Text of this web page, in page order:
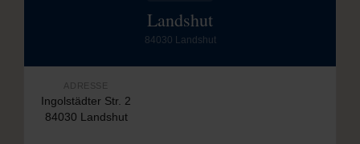
Landshut
84030 Landshut
ADRESSE
Ingolstädter Str. 2
84030 Landshut